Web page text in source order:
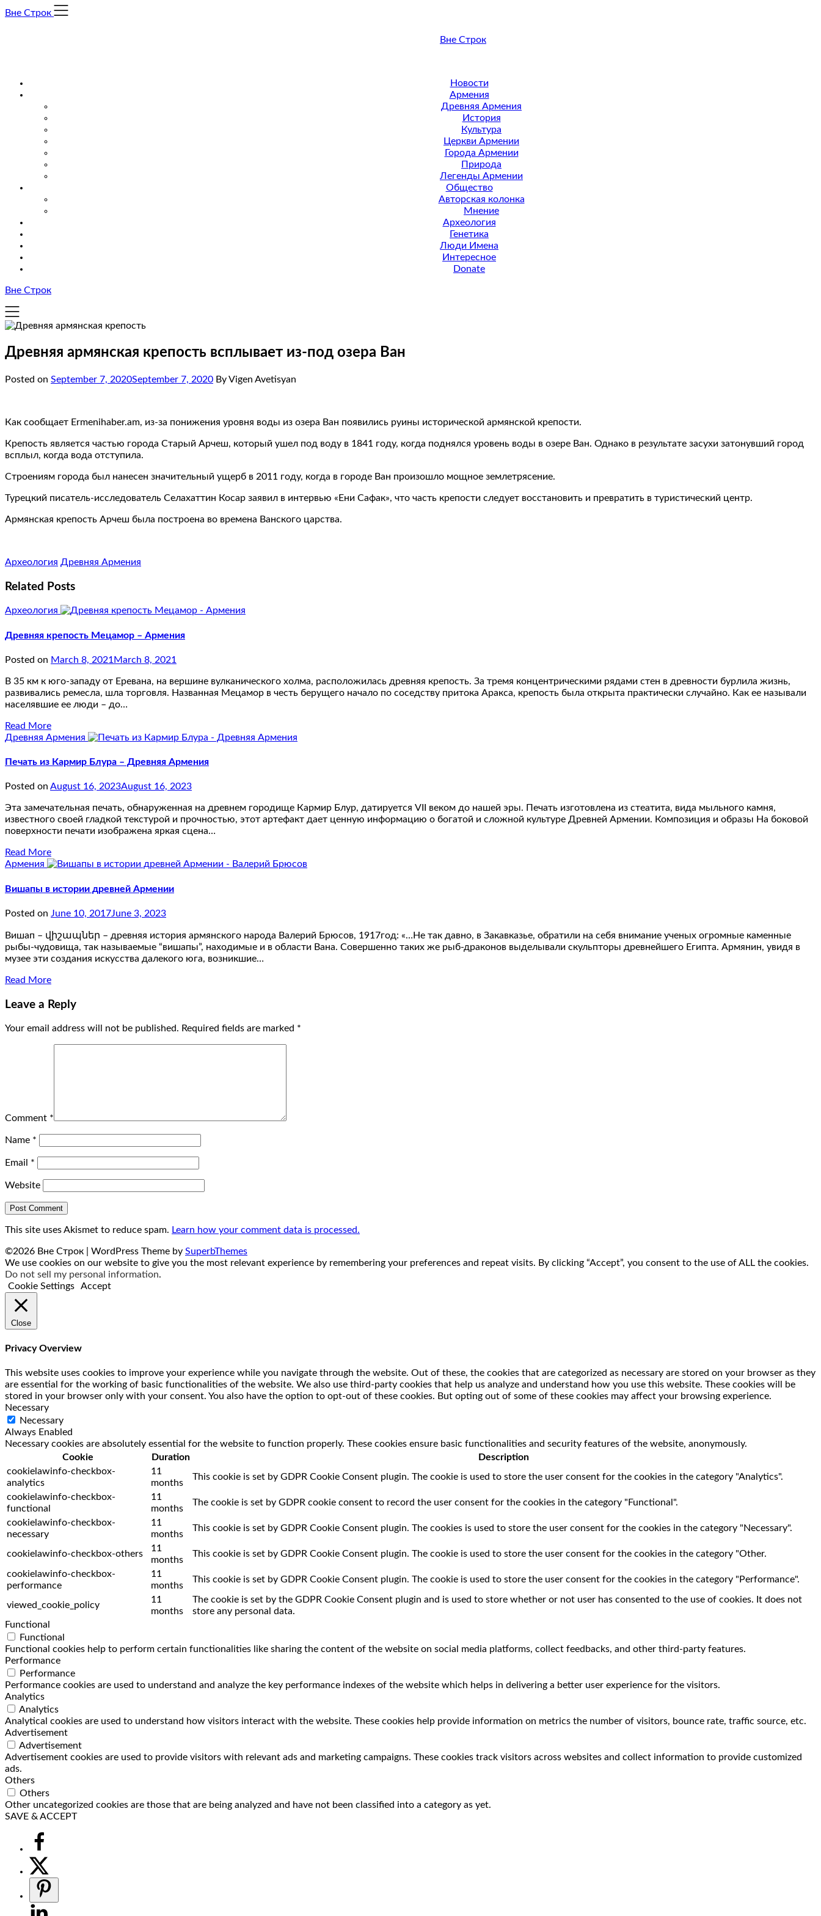
Skip
Вне Строк
Вне Строк
Новости
Армения
Древняя Армения
История
Культура
Церкви Армении
Города Армении
Природа
Легенды Армении
Общество
Авторская колонка
Мнение
Археология
Генетика
Люди Имена
Интересное
Donate
Вне Строк
Древняя армянская крепость всплывает из-под озера Ван
Posted on September 7, 2020September 7, 2020 By Vigen Avetisyan
Как сообщает Ermenihaber.am, из-за понижения уровня воды из озера Ван появились руины исторической армянской крепости.
Крепость является частью города Старый Арчеш, который ушел под воду в 1841 году, когда поднялся уровень воды в озере Ван. Однако в результате засухи затонувший город
всплыл, когда вода отступила.
Строениям города был нанесен значительный ущерб в 2011 году, когда в городе Ван произошло мощное землетрясение.
Турецкий писатель-исследователь Селахаттин Косар заявил в интервью «Ени Сафак», что часть крепости следует восстановить и превратить в туристический центр.
Армянская крепость Арчеш была построена во времена Ванского царства.
Археология Древняя Армения
Related Posts
Археология
Древняя крепость Мецамор – Армения
Posted on March 8, 2021 March 8, 2021
В 35 км к юго-западу от Еревана, на вершине вулканического холма, расположилась древняя крепость. За тремя концентрическими рядами стен в древности бурлила жизнь,
развивались ремесла, шла торговля. Названная Мецамор в честь берущего начало по соседству притока Аракса, крепость была открыта практически случайно. Как ее называли
населявшие ее люди – до…
Read More
Древняя Армения
Печать из Кармир Блура – Древняя Армения
Posted on August 16, 2023August 16, 2023
Эта замечательная печать, обнаруженная на древнем городище Кармир Блур, датируется VII веком до нашей эры. Печать изготовлена из стеатита, вида мыльного камня,
известного своей гладкой текстурой и прочностью, этот артефакт дает ценную информацию о богатой и сложной культуре Древней Армении. Композиция и образы На боковой
поверхности печати изображена яркая сцена…
Read More
Армения
Вишапы в истории древней Армении
Posted on June 10, 2017June 3, 2023
Вишап – վիշապներ – древняя история армянского народа Валерий Брюсов, 1917год: «…Не так давно, в Закавказье, обратили на себя внимание ученых огромные каменные
рыбы-чудовища, так называемые “вишапы”, находимые и в области Вана. Совершенно таких же рыб-драконов выделывали скульпторы древнейшего Египта. Армянин, увидя в
музее эти создания искусства далекого юга, возникшие…
Read More
Leave a Reply
Your email address will not be published. Required fields are marked *
Comment *
Name *
Email *
Website
This site uses Akismet to reduce spam. Learn how your comment data is processed.
©2026 Вне Строк | WordPress Theme by SuperbThemes
We use cookies on our website to give you the most relevant experience by remembering your preferences and repeat visits. By clicking “Accept”, you consent to the use of ALL the cookies.
Do not sell my personal information.
Cookie Settings
Accept
Close
Privacy Overview
This website uses cookies to improve your experience while you navigate through the website. Out of these, the cookies that are categorized as necessary are stored on your browser as they
are essential for the working of basic functionalities of the website. We also use third-party cookies that help us analyze and understand how you use this website. These cookies will be
stored in your browser only with your consent. You also have the option to opt-out of these cookies. But opting out of some of these cookies may affect your browsing experience.
Necessary
Necessary
Always Enabled
Necessary cookies are absolutely essential for the website to function properly. These cookies ensure basic functionalities and security features of the website, anonymously.
Cookie
Duration
Description
cookielawinfo-checkbox-
analytics
11
months
This cookie is set by GDPR Cookie Consent plugin. The cookie is used to store the user consent for the cookies in the category "Analytics".
cookielawinfo-checkbox-
functional
11
months
The cookie is set by GDPR cookie consent to record the user consent for the cookies in the category "Functional".
cookielawinfo-checkbox-
necessary
11
months
This cookie is set by GDPR Cookie Consent plugin. The cookies is used to store the user consent for the cookies in the category "Necessary".
cookielawinfo-checkbox-others
11
months
This cookie is set by GDPR Cookie Consent plugin. The cookie is used to store the user consent for the cookies in the category "Other.
cookielawinfo-checkbox-
performance
11
months
This cookie is set by GDPR Cookie Consent plugin. The cookie is used to store the user consent for the cookies in the category "Performance".
viewed_cookie_policy
11
months
The cookie is set by the GDPR Cookie Consent plugin and is used to store whether or not user has consented to the use of cookies. It does not
store any personal data.
Functional
Functional
Functional cookies help to perform certain functionalities like sharing the content of the website on social media platforms, collect feedbacks, and other third-party features.
Performance
Performance
Performance cookies are used to understand and analyze the key performance indexes of the website which helps in delivering a better user experience for the visitors.
Analytics
Analytics
Analytical cookies are used to understand how visitors interact with the website. These cookies help provide information on metrics the number of visitors, bounce rate, traffic source, etc.
Advertisement
Advertisement
Advertisement cookies are used to provide visitors with relevant ads and marketing campaigns. These cookies track visitors across websites and collect information to provide customized
ads.
Others
Others
Other uncategorized cookies are those that are being analyzed and have not been classified into a category as yet.
SAVE & ACCEPT